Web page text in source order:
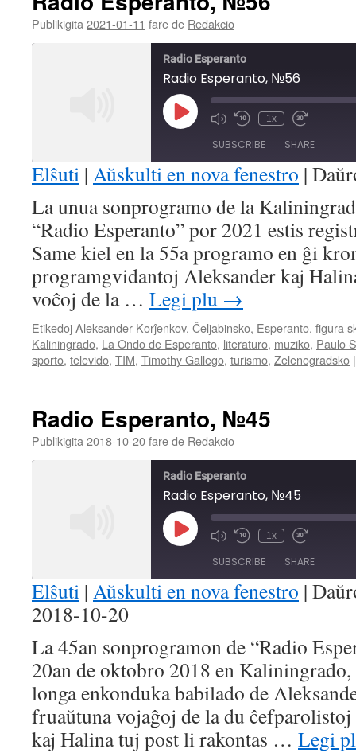
Publikigita 2021-01-11 fare de Redakcio
Radio Esperanto
Radio Esperanto, №56
Play
Episode Mute/Unmute
Rewind
Seconds
1x
Fast
30
seconds
SUBSCRIBE SHARE
RSS FEED
LINK
EMBED
Elŝuti | Aŭskulti en nova fenestro |
La unua sonprogramo de la
“Radio Esperanto” por 2021 estis
Same kiel en la 55a programo en ĝi
programgvidantoj Aleksander kaj
voĉoj de la … Legi plu →
EtikedojAleksander Korĵenkov, Ĉeljabinsko, Esperanto, figura
Kaliningrado, La Ondo de Esperanto, literaturo, muziko, Paulo
sporto, televido, TIM, Timothy Gallego, turismo, Zelenogradsko |
Radio Esperanto, №45
Publikigita 2018-10-20fare de Redakcio
Radio Esperanto
Radio Esperanto, №45
Play
Episode Mute/Unmute
Rewind
Seconds
1x
Fast
30
seconds
SUBSCRIBE SHARE
SHARE
LINK
EMBED
Elŝuti | Aŭskulti en nova fenestro |
2018-10-20
La 45an sonprogramon de “Radio
20an de oktobro 2018 en
longa enkonduka babilado de
fruaŭtuna vojaĝoj de la du ĉefparolistoj
kaj Halina tuj post li rakontas … Legi